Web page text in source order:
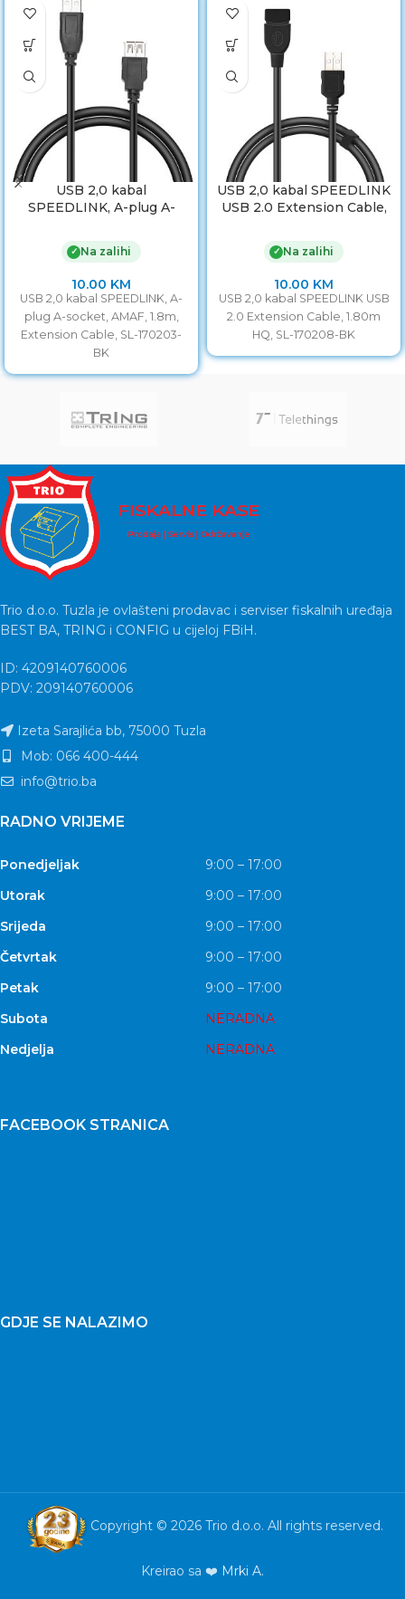
USB 2,0 kabal
SPEEDLINK, A-plug A-
Extension Cable, SL-
170203-BK
✓ Na zalihi
10.00 KM
USB 2,0 kabal SPEEDLINK, A-
plug A-socket, AMAF, 1.8m,
Extension Cable, SL-170203-
BK
USB 2,0 kabal SPEEDLINK
USB 2.0 Extension Cable,
170208-BK
✓ Na zalihi
10.00 KM
USB 2,0 kabal SPEEDLINK USB
2.0 Extension Cable, 1.80m
HQ, SL-170208-BK
Trio d.o.o. Tuzla je ovlašteni prodavac i serviser fiskalnih uređaja
BEST BA, TRING i CONFIG u cijeloj FBiH.
ID: 4209140760006
PDV: 209140760006
Izeta Sarajlića bb, 75000 Tuzla
Mob: 066 400-444
info@trio.ba
RADNO VRIJEME
Ponedjeljak
9:00 – 17:00
Utorak
9:00 – 17:00
Srijeda
9:00 – 17:00
Četvrtak
9:00 – 17:00
Petak
9:00 – 17:00
Subota
NERADNA
Nedjelja
NERADNA
FACEBOOK STRANICA
GDJE SE NALAZIMO
Copyright © 2026 Trio d.o.o. All rights reserved.
Kreirao sa ❤️ Mrki A.